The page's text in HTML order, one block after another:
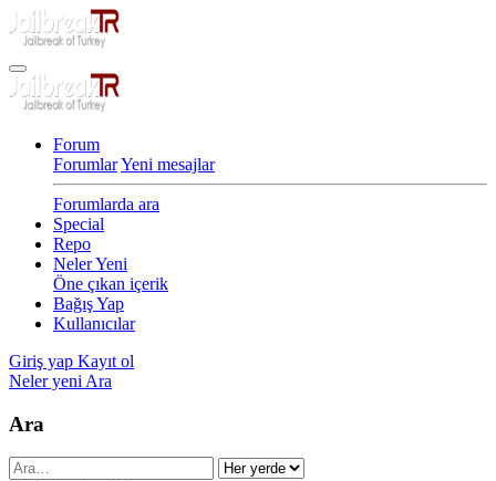
Forum
ForumlarYeni mesajlar
Forumlarda ara
Special
Repo
Neler Yeni
Öne çıkan içerik
Bağış Yap
Kullanıcılar
Giriş yap Kayıt ol
Neler yeni Ara
Ara